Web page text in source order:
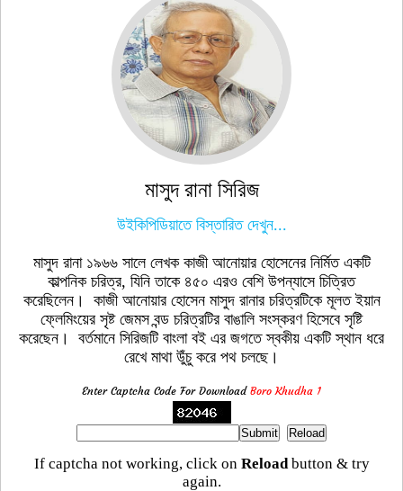
মাসুদ রানা সিরিজ
উইকিপিডিয়াতে বিস্তারিত দেখুন...
মাসুদ রানা ১৯৬৬ সালে লেখক কাজী আনোয়ার হোসেনের নির্মিত একটি
কাল্পনিক চরিত্র, যিনি তাকে ৪৫০ এরও বেশি উপন্যাসে চিত্রিত
করেছিলেন। কাজী আনোয়ার হোসেন মাসুদ রানার চরিত্রটিকে মূলত ইয়ান
ফ্লেমিংয়ের সৃষ্ট জেমস বন্ড চরিত্রটির বাঙালি সংস্করণ হিসেবে সৃষ্টি
করেছেন। বর্তমানে সিরিজটি বাংলা বই এর জগতে স্বকীয় একটি স্থান ধরে
রেখে মাথা উুঁচু করে পথ চলছে।
Enter Captcha Code For Download Boro Khudha 1
If captcha not working, click on Reloadbutton & try
again.